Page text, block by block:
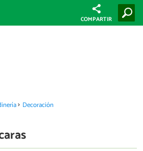
COMPARTIR
Decoración